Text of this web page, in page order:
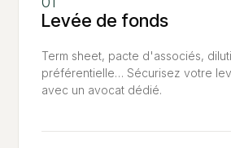
Levée de fonds
Term sheet, pacte d'associés,
préférentielle… Sécurisez votre
avec un avocat dédié.